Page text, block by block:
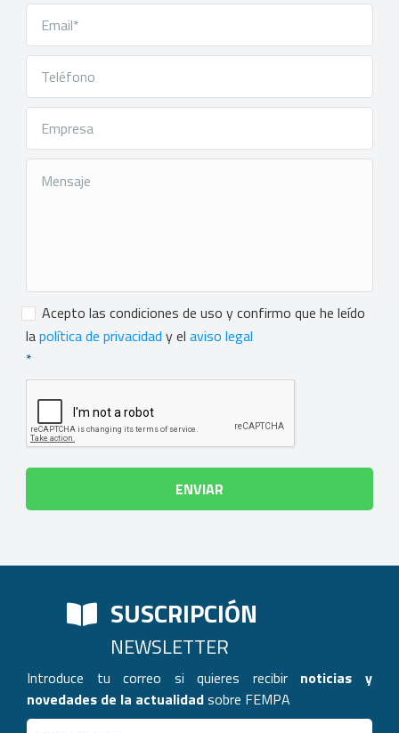
Consentimiento*
Acepto las condiciones de uso y confirmo que he leído
lapolítica de privacidad y el aviso legal
*
SUSCRIPCIÓN
NEWSLETTER
Introduce tu correo si quieres recibir noticias y
novedades de la actualidadsobre FEMPA